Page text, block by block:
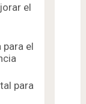
el
el
para